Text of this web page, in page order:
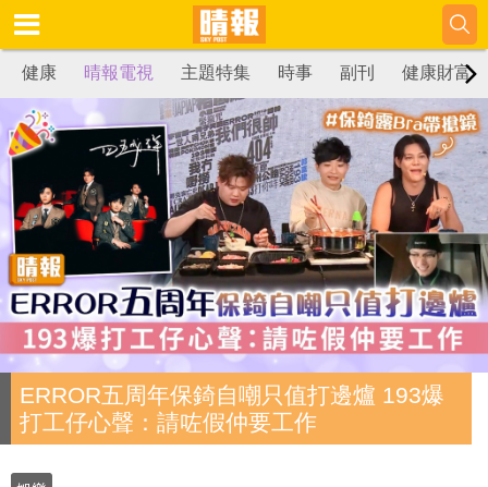
健康 晴報電視 主題特集 時事 副刊 健康財富
ERROR五周年保錡自嘲只值打邊爐 193爆
打工仔心聲：請咗假仲要工作